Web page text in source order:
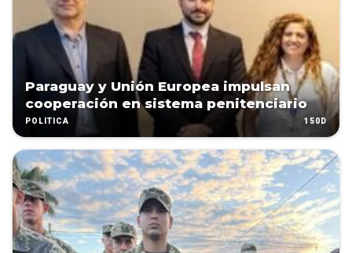
Paraguay y Unión Europea impulsan
cooperación en sistema penitenciario
POLÍTICA 150D